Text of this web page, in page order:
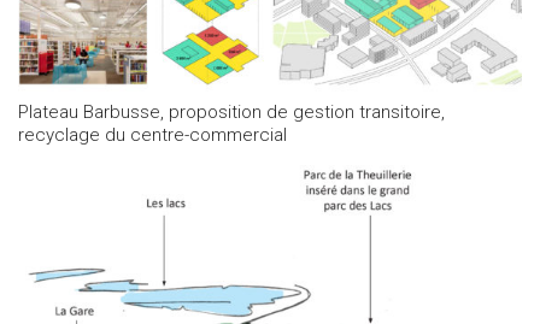
Plateau Barbusse, proposition de gestion transitoire,
recyclage du centre-commercial